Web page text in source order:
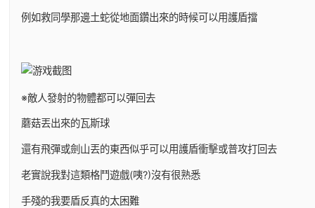
例如救同學那邊土蛇從地面鑽出來的時候可以用護盾擋
※敵人發射的物體都可以彈回去
蘑菇丟出來的瓦斯球
還有飛彈或劍山丟的東西似乎可以用護盾衝擊或普攻打回去
老實說我對這類格鬥遊戲(咦?)沒有很熟悉
手殘的我要盾反真的太困難